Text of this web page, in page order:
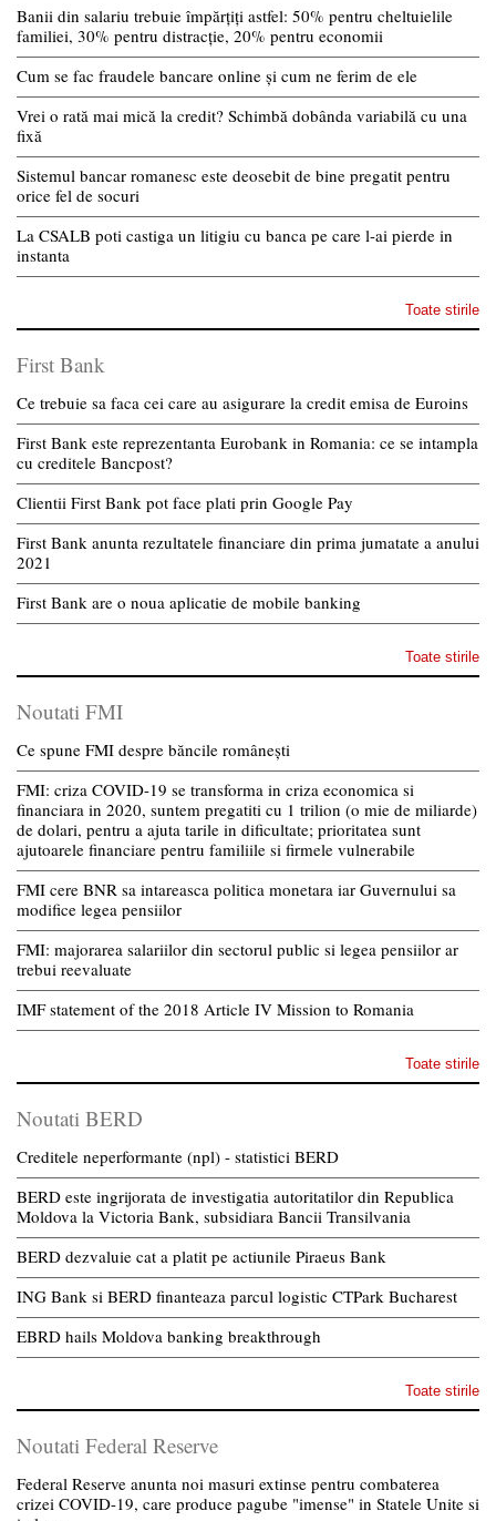
Banii din salariu trebuie împărțiți astfel: 50% pentru cheltuielile
familiei, 30% pentru distracție, 20% pentru economii
Cum se fac fraudele bancare online și cum ne ferim de ele
Vrei o rată mai mică la credit? Schimbă dobânda variabilă cu una
fixă
Sistemul bancar romanesc este deosebit de bine pregatit pentru
orice fel de socuri
La CSALB poti castiga un litigiu cu banca pe care l-ai pierde in
instanta
Toate stirile
First Bank
Ce trebuie sa faca cei care au asigurare la credit emisa de Euroins
First Bank este reprezentanta Eurobank in Romania: ce se intampla
cu creditele Bancpost?
Clientii First Bank pot face plati prin Google Pay
First Bank anunta rezultatele financiare din prima jumatate a anului
2021
First Bank are o noua aplicatie de mobile banking
Toate stirile
Noutati FMI
Ce spune FMI despre băncile românești
FMI: criza COVID-19 se transforma in criza economica si
financiara in 2020, suntem pregatiti cu 1 trilion (o mie de miliarde)
de dolari, pentru a ajuta tarile in dificultate; prioritatea sunt
ajutoarele financiare pentru familiile si firmele vulnerabile
FMI cere BNR sa intareasca politica monetara iar Guvernului sa
modifice legea pensiilor
FMI: majorarea salariilor din sectorul public si legea pensiilor ar
trebui reevaluate
IMF statement of the 2018 Article IV Mission to Romania
Toate stirile
Noutati BERD
Creditele neperformante (npl) - statistici BERD
BERD este ingrijorata de investigatia autoritatilor din Republica
Moldova la Victoria Bank, subsidiara Bancii Transilvania
BERD dezvaluie cat a platit pe actiunile Piraeus Bank
ING Bank si BERD finanteaza parcul logistic CTPark Bucharest
EBRD hails Moldova banking breakthrough
Toate stirile
Noutati Federal Reserve
Federal Reserve anunta noi masuri extinse pentru combaterea
crizei COVID-19, care produce pagube "imense" in Statele Unite si